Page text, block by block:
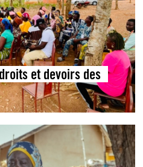
et devoirs des